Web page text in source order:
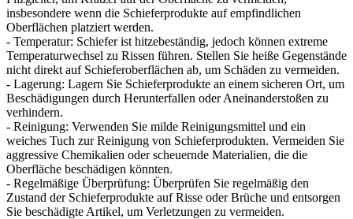
insbesondere wenn die Schieferprodukte auf empfindlichen
Oberflächen platziert werden.
- Temperatur: Schiefer ist hitzebeständig, jedoch können extreme
Temperaturwechsel zu Rissen führen. Stellen Sie heiße Gegenstände
nicht direkt auf Schieferoberflächen ab, um Schäden zu vermeiden.
- Lagerung: Lagern Sie Schieferprodukte an einem sicheren Ort, um
Beschädigungen durch Herunterfallen oder Aneinanderstoßen zu
verhindern.
- Reinigung: Verwenden Sie milde Reinigungsmittel und ein
weiches Tuch zur Reinigung von Schieferprodukten. Vermeiden Sie
aggressive Chemikalien oder scheuernde Materialien, die die
Oberfläche beschädigen könnten.
- Regelmäßige Überprüfung: Überprüfen Sie regelmäßig den
Zustand der Schieferprodukte auf Risse oder Brüche und entsorgen
Sie beschädigte Artikel, um Verletzungen zu vermeiden.